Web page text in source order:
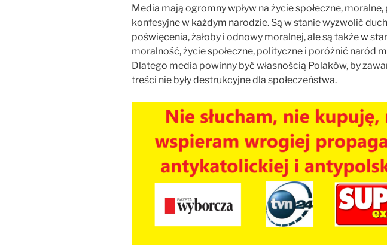
Media mają ogromny wpływ na życie społeczne,
konfesyjne w każdym narodzie. Są w stanie wyzwolić
poświęcenia, żałoby i odnowy moralnej, ale są także w
moralność, życie społeczne, polityczne i poróżnić naród
Dlatego media powinny być własnością Polaków, by
treści nie były destrukcyjne dla społeczeństwa.